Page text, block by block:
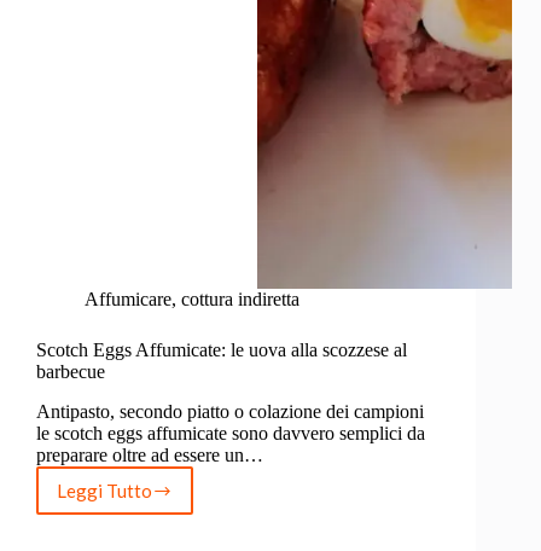
Affumicare, cottura indiretta
Scotch Eggs Affumicate: le uova alla scozzese al
barbecue
Antipasto, secondo piatto o colazione dei campioni
le scotch eggs affumicate sono davvero semplici da
preparare oltre ad essere un…
Leggi Tutto
Scotch
Eggs